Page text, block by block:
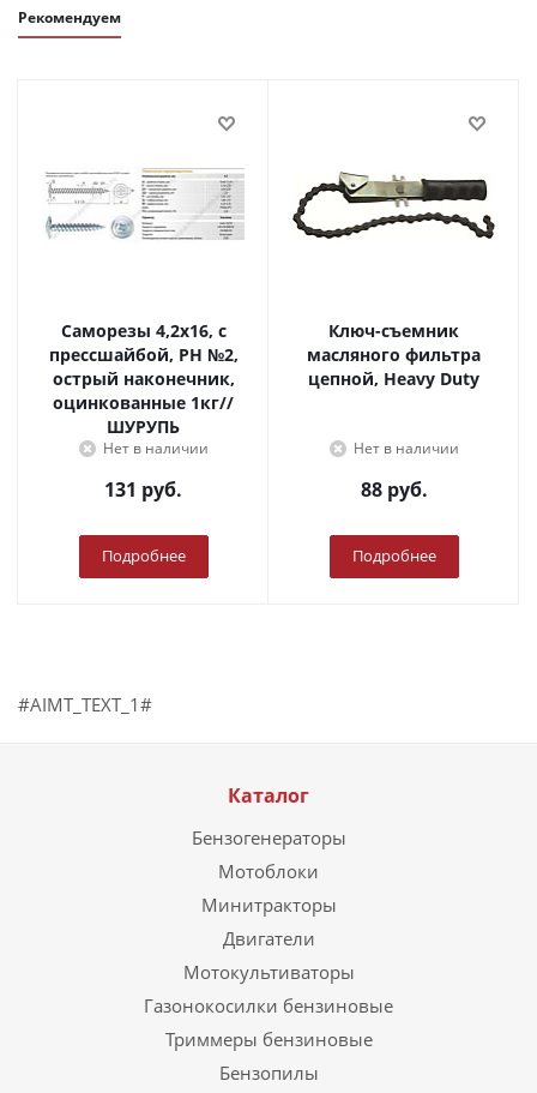
Рекомендуем
Саморезы 4,2х16, с
прессшайбой, PH №2,
острый наконечник,
оцинкованные 1кг//
ШУРУПЬ
Нет в наличии
131 руб.
Подробнее
Ключ-съемник
масляного фильтра
цепной, Heavy Duty
Нет в наличии
88руб.
Подробнее
#AIMT_TEXT_1#
Каталог
Бензогенераторы
Мотоблоки
Минитракторы
Двигатели
Мотокультиваторы
Газонокосилки бензиновые
Триммеры бензиновые
Бензопилы